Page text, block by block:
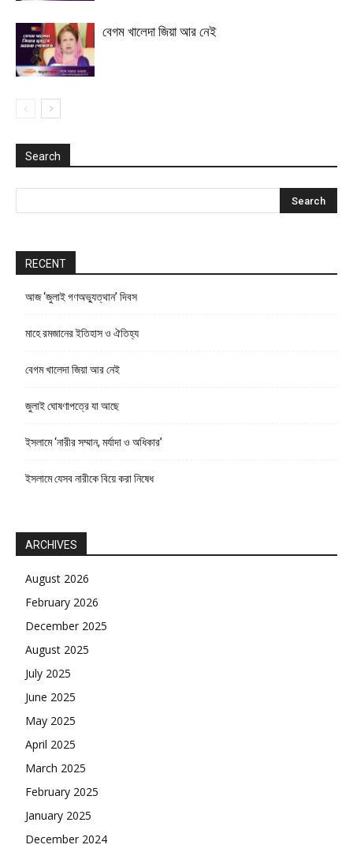
বেগম খালেদা জিয়া আর নেই
Search
RECENT
আজ ‘জুলাই গণঅভ্যুত্থান’ দিবস
মাহে রমজানের ইতিহাস ও ঐতিহ্য
বেগম খালেদা জিয়া আর নেই
জুলাই ঘোষণাপত্রে যা আছে
ইসলামে ‘নারীর সম্মান, মর্যাদা ও অধিকার’
ইসলামে যেসব নারীকে বিয়ে করা নিষেধ
ARCHIVES
August 2026
February 2026
December 2025
August 2025
July 2025
June 2025
May 2025
April 2025
March 2025
February 2025
January 2025
December 2024